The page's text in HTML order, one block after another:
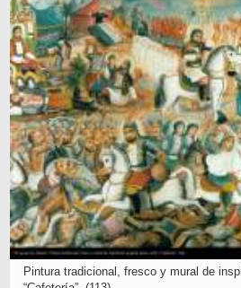
Pintura tradicional, fresco y mural de